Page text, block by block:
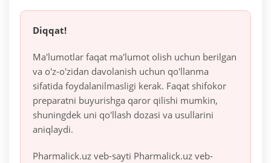
Diqqat!
Ma'lumotlar faqat ma'lumot olish uchun berilgan
va o'z-o'zidan davolanish uchun qo'llanma
sifatida foydalanilmasligi kerak. Faqat shifokor
preparatni buyurishga qaror qilishi mumkin,
shuningdek uni qo'llash dozasi va usullarini
aniqlaydi.
Pharmalick.uz veb-sayti Pharmalick.uz veb-